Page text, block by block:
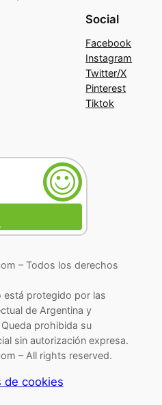
Social
Facebook
Instagram
Twitter/X
Pinterest
Tiktok
– Todos los derechos
está protegido por las
de Argentina y
prohibida su
sin autorización expresa.
– All rights reserved.
de cookies